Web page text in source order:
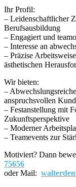
Ihr Profil:
– Leidenschaftlicher
Berufsausbildung
– Engagiert und
– Interesse an
– Präzise
ästhetischen
Wir bieten:
–
anspruchsvollen
– Festanstellung mit
Zukunftsperspektive
– Moderner
– Teamevents zur
Motiviert? Dann
75656
oder Mail: